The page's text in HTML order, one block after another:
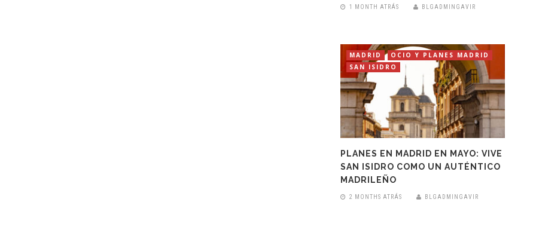
1 MONTH ATRÁS BLGADMINGAVIR
MADRID
OCIO Y PLANES MADRID
SAN ISIDRO
PLANES EN MADRID EN MAYO: VIVE
SAN ISIDRO COMO UN AUTÉNTICO
MADRILEÑO
2 MONTHS ATRÁS BLGADMINGAVIR